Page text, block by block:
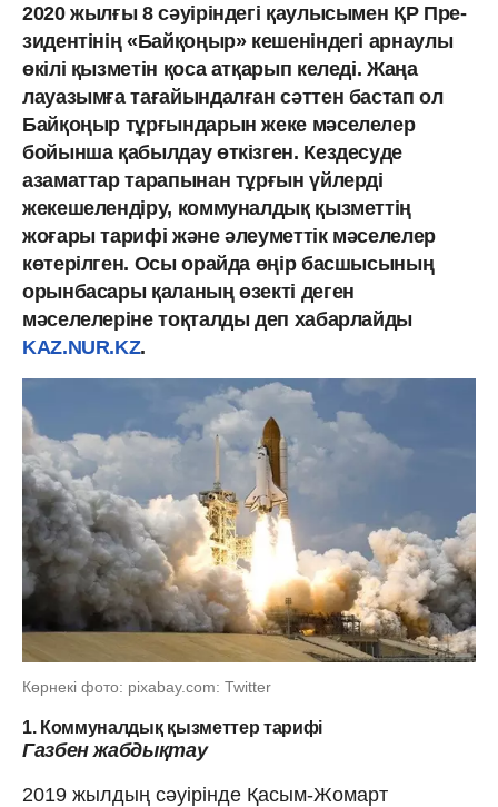
2020 жылғы 8 сәуіріндегі қаулысымен ҚР Пре­
зидентінің «Байқоңыр» кешеніндегі арнаулы
өкілі қызметін қоса атқарып келеді. Жаңа
лауазымға тағайындалған сәттен бастап ол
Байқоңыр тұрғындарын жеке мәселелер
бойынша қабылдау өткізген. Кездесуде
азаматтар тарапынан тұрғын үйлерді
жекешелендіру, коммуналдық қызметтің
жоғары тарифі және әлеуметтік мәселелер
көтерілген. Осы орайда өңір басшысының
орынбасары қаланың өзекті деген
мәселелеріне тоқталды деп хабарлайды
KAZ.NUR.KZ.
Көрнекі фото: pixabay.com: Twitter
1. Коммуналдық қызметтер тарифі
Газбен жабдықтау
2019 жылдың сәуірінде Қасым-Жомарт